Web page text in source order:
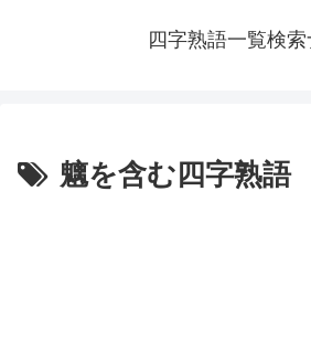
四字熟語一覧検
魑を含む四字熟語